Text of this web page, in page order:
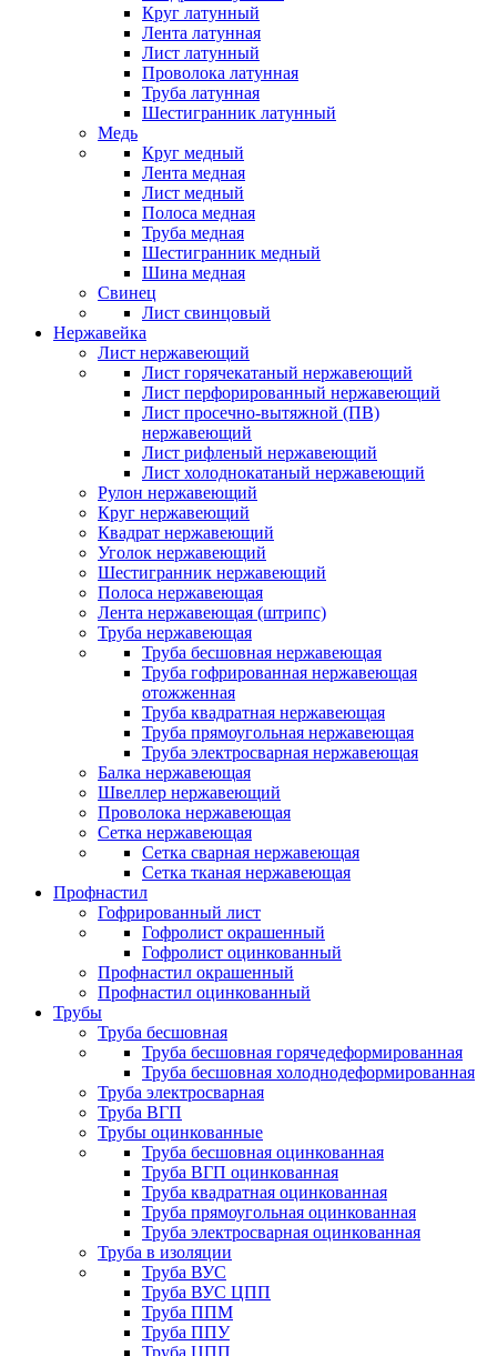
Круг латунный
Лента латунная
Лист латунный
Проволока латунная
Труба латунная
Шестигранник латунный
Медь
Круг медный
Лента медная
Лист медный
Полоса медная
Труба медная
Шестигранник медный
Шина медная
Свинец
Лист свинцовый
Нержавейка
Лист нержавеющий
Лист горячекатаный нержавеющий
Лист перфорированный нержавеющий
Лист просечно-вытяжной (ПВ)
нержавеющий
Лист рифленый нержавеющий
Лист холоднокатаный нержавеющий
Рулон нержавеющий
Круг нержавеющий
Квадрат нержавеющий
Уголок нержавеющий
Шестигранник нержавеющий
Полоса нержавеющая
Лента нержавеющая (штрипс)
Труба нержавеющая
Труба бесшовная нержавеющая
Труба гофрированная нержавеющая
отожженная
Труба квадратная нержавеющая
Труба прямоугольная нержавеющая
Труба электросварная нержавеющая
Балка нержавеющая
Швеллер нержавеющий
Проволока нержавеющая
Сетка нержавеющая
Сетка сварная нержавеющая
Сетка тканая нержавеющая
Профнастил
Гофрированный лист
Гофролист окрашенный
Гофролист оцинкованный
Профнастил окрашенный
Профнастил оцинкованный
Трубы
Труба бесшовная
Труба бесшовная горячедеформированная
Труба бесшовная холоднодеформированная
Труба электросварная
Труба ВГП
Трубы оцинкованные
Труба бесшовная оцинкованная
Труба ВГП оцинкованная
Труба квадратная оцинкованная
Труба прямоугольная оцинкованная
Труба электросварная оцинкованная
Труба в изоляции
Труба ВУС
Труба ВУС ЦПП
Труба ППМ
Труба ППУ
Труба ЦПП